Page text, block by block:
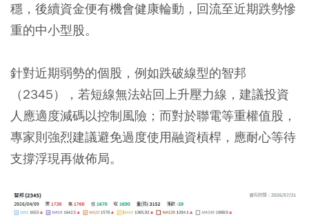
穩，後續資金便有機會健康輪動，回流至近期跌勢慘
重的中小型股。
針對近期弱勢的個股，例如跌破線型的智邦
（2345）
，若短線無法站回上升壓力線，建議投資
人應適度減碼以控制風險；而對於聯電等重權值股，
專家則強烈建議避免過度使用融資槓桿，應耐心等待
支撐浮現再做佈局。